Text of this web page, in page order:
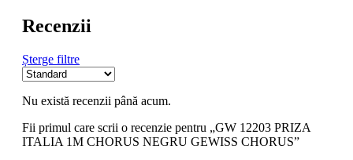
Recenzii
Șterge filtre
Nu există recenzii până acum.
Fii primul care scrii o recenzie pentru „GW 12203 PRIZA
ITALIA 1M CHORUS NEGRU GEWISS CHORUS”